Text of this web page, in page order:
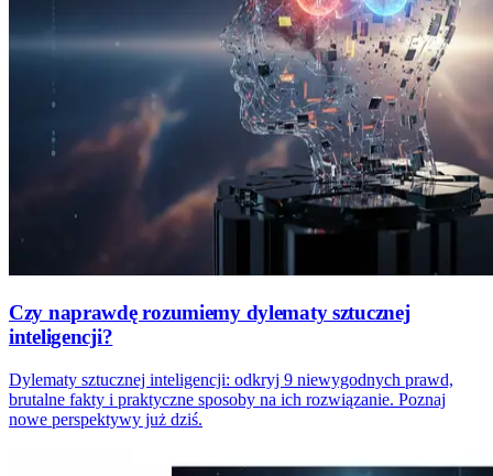
Czy naprawdę rozumiemy dylematy sztucznej
inteligencji?
Dylematy sztucznej inteligencji: odkryj 9 niewygodnych prawd,
brutalne fakty i praktyczne sposoby na ich rozwiązanie. Poznaj
nowe perspektywy już dziś.